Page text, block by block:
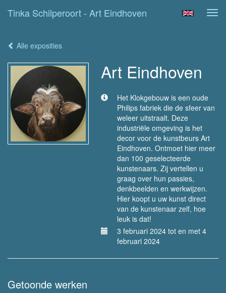
Tinka Schilperoort - Art Eindhoven
Alle exposities
Art Eindhoven
Het Klokgebouw is een oude
Philips fabriek die de sfeer van
weleer uitstraalt. Deze
industriële omgeving is het
decor voor de kunstbeurs Art
Eindhoven. Ontmoet hier meer
dan 100 geselecteerde
kunstenaars. Zij vertellen u
graag over hun passies,
denkbeelden en werkwijzen.
Hier koopt u uw kunst direct
van de kunstenaar zelf, hoe
leuk is dat!
3 februari 2024 tot en met 4
februari 2024
Getoonde werken